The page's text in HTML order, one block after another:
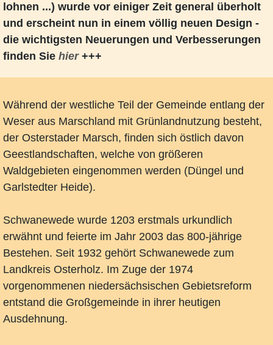
lohnen ...) wurde vor einiger Zeit general überholt
und erscheint nun in einem völlig neuen Design -
die wichtigsten Neuerungen und Verbesserungen
finden Sie hier+++
Während der westliche Teil der Gemeinde entlang der
Weser aus Marschland mit Grünlandnutzung besteht,
der Osterstader Marsch, finden sich östlich davon
Geestlandschaften, welche von größeren
Waldgebieten eingenommen werden (Düngel und
Garlstedter Heide).
Schwanewede wurde 1203 erstmals urkundlich
erwähnt und feierte im Jahr 2003 das 800-jährige
Bestehen. Seit 1932 gehört Schwanewede zum
Landkreis Osterholz. Im Zuge der 1974
vorgenommenen niedersächsischen Gebietsreform
entstand die Großgemeinde in ihrer heutigen
Ausdehnung.